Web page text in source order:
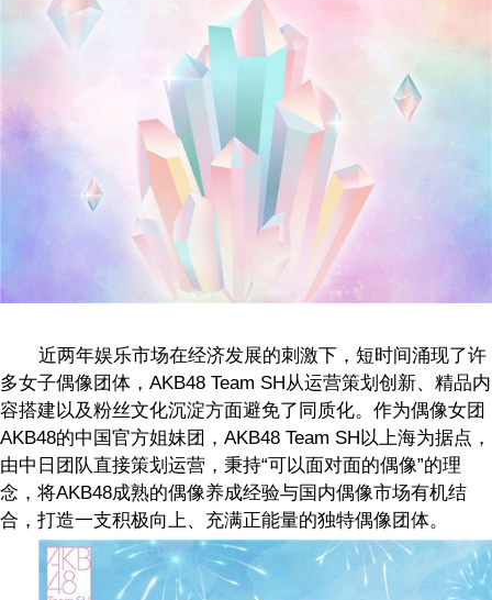
近两年娱乐市场在经济发展的刺激下，短时间涌现了许
多女子偶像团体， AKB48 Team SH从运营策划创新、精品内
容搭建以及粉丝文化沉淀方面避免了同质化。作为偶像女团
AKB48的中国官方姐妹团， AKB48 Team SH以上海为据点，
由中日团队直接策划运营，秉持“可以面对面的偶像”的理
念，将AKB48成熟的偶像养成经验与国内偶像市场有机结
合，打造一支积极向上、充满正能量的独特偶像团体。